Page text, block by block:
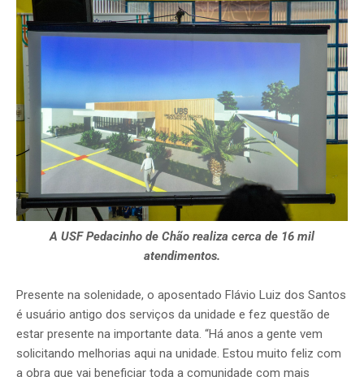
A USF Pedacinho de Chão realiza cerca de 16 mil
atendimentos.
Presente na solenidade, o aposentado Flávio Luiz dos Santos
é usuário antigo dos serviços da unidade e fez questão de
estar presente na importante data. “Há anos a gente vem
solicitando melhorias aqui na unidade. Estou muito feliz com
a obra que vai beneficiar toda a comunidade com mais